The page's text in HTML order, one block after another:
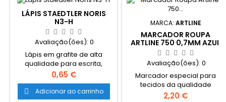
LÁPIS STAEDTLER NORIS
N3-H
Avaliação(ões): 0
Lápis em grafite de alta
qualidade para escrita,
desenho e esboço. Ideal
para utilizar na escola e no
escritório. Especialmente
resistente à quebra devido à
Preço
0,65 €
 Adicionar ao carrinho
MARCA: ARTLINE
MARCADOR ROUPA
ARTLINE 750 0,7MM AZUL
Avaliação(ões): 0
Marcador especial para
tecidos da qualidade
habitual da marca Artline.
Preço
2,20 €